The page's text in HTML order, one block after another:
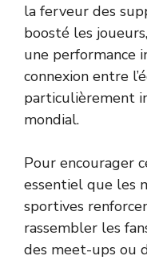
la ferveur des
boosté les
une performance
connexion entre
particulièrement
mondial.
Pour encourager
essentiel que les
sportives
rassembler les
des meet-ups ou